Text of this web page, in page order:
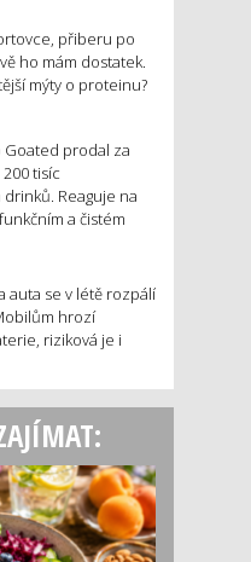
přiberu po
ho mám dostatek.
mýty o proteinu?
Goated prodal za
tisíc
Reaguje na
a čistém
auta se v létě rozpálí
hrozí
riziková je i